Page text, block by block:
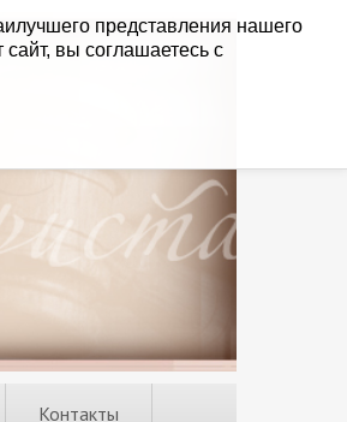
Контакты
представления нашего
вы соглашаетесь с